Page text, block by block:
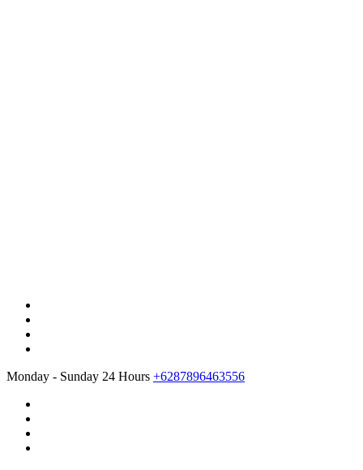
Monday - Sunday 24 Hours +6287896463556